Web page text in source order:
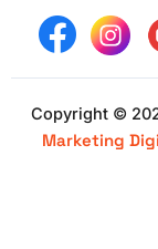
Copyright ©
Marketing